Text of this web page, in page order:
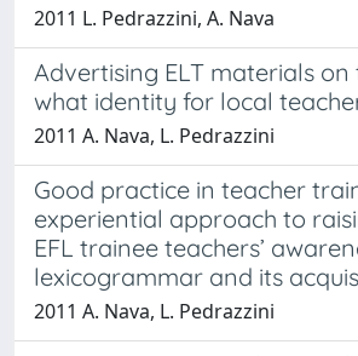
2011 L. Pedrazzini, A. Nava
Advertising ELT materials on
what identity for local
2011 A. Nava, L. Pedrazzini
Good practice in teacher
experiential approach to
EFL trainee teachers’
lexicogrammar and its
2011 A. Nava, L. Pedrazzini